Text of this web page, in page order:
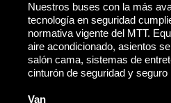
Nuestros buses con la más
tecnología en seguridad
normativa vigente del MTT.
aire acondicionado, asientos
salón cama, sistemas de
cinturón de seguridad y seguro
Van